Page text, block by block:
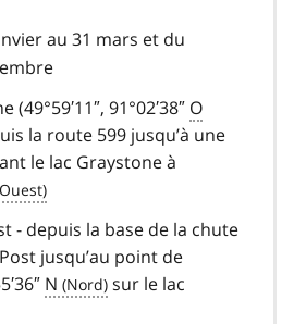
au 31 mars et du
(49°59′11″, 91°02′38″ O
la route 599 jusqu’à une
le lac Graystone à
- depuis la base de la chute
jusqu’au point de
N
sur le lac